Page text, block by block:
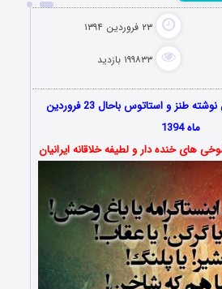
۲۳ فروردین ۱۳۹۴
۱۹۹۸۳۳ بازدید
سری سی و یکم عکس نوشته طنز و استاتوس باحال 23 فروردین
ماه 1394
های خنده دار و لطیفه خلاقانه ایرانیان